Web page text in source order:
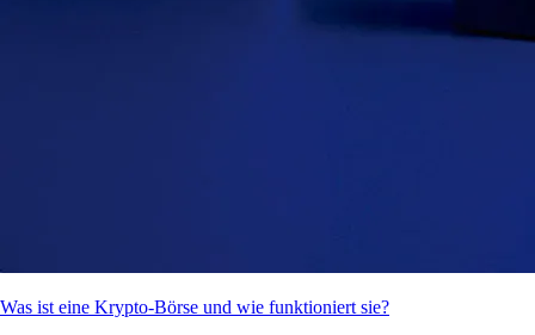
Was ist eine Krypto-Börse und wie funktioniert sie?